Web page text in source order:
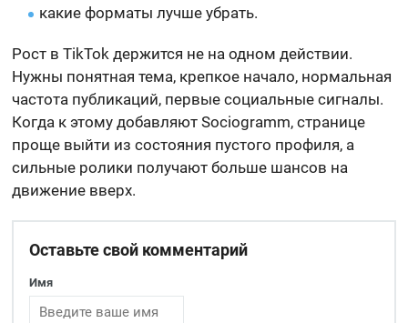
какие форматы лучше убрать.
Рост в TikTok держится не на одном действии.
Нужны понятная тема, крепкое начало, нормальная
частота публикаций, первые социальные сигналы.
Когда к этому добавляют Sociogramm, странице
проще выйти из состояния пустого профиля, а
сильные ролики получают больше шансов на
движение вверх.
Оставьте свой комментарий
Имя